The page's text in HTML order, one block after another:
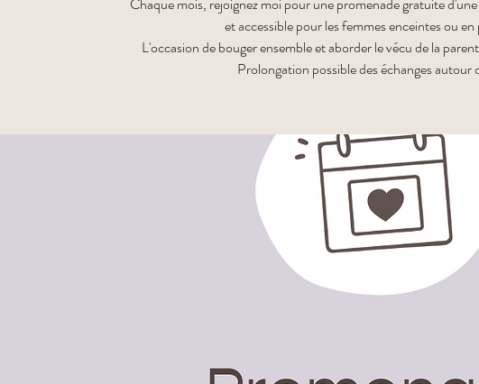
et accessible pour les femmes enceintes ou
L'occasion de bouger ensemble et aborder le vécu de la
Prolongation possible des échanges autour